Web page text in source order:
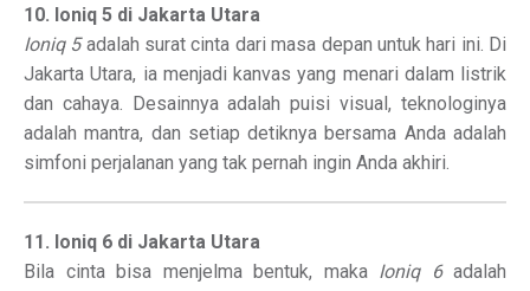
10. Ioniq 5 di Jakarta Utara
Ioniq 5adalah surat cinta dari masa depan untuk hari ini. Di
Jakarta Utara, ia menjadi kanvas yang menari dalam listrik
dan cahaya. Desainnya adalah puisi visual, teknologinya
adalah mantra, dan setiap detiknya bersama Anda adalah
simfoni perjalanan yang tak pernah ingin Anda akhiri.
11. Ioniq 6 di Jakarta Utara
Bila cinta bisa menjelma bentuk, maka Ioniq 6adalah